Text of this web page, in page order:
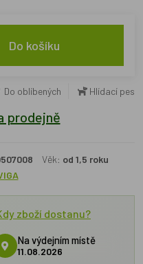
Do košíku
Do oblíbených Hlídací pes
prodejně
Věk: od 1,5 roku
zboží dostanu?
Na výdejním místě
11.08.2026